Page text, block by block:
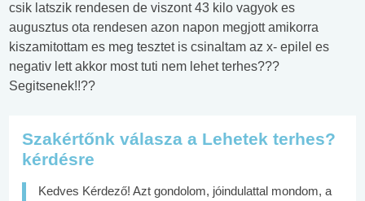
csik latszik rendesen de viszont 43 kilo vagyok es
augusztus ota rendesen azon napon megjott amikorra
kiszamitottam es meg tesztet is csinaltam az x- epilel es
negativ lett akkor most tuti nem lehet terhes???
Segitsenek!!??
Szakértőnk válasza a Lehetek terhes?
kérdésre
Kedves Kérdező! Azt gondolom, jóindulattal mondom, a